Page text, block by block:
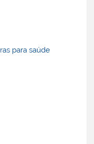
para saúde